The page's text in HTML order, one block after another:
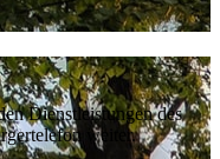
Dienstleistungen des
weiter.